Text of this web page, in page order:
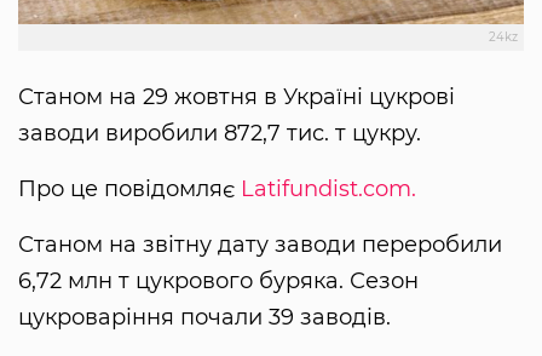
24kz
Станом на 29 жовтня в Україні цукрові
заводи виробили 872,7 тис. т цукру.
Про це повідомляє Latifundist.com.
Станом на звітну дату заводи переробили
6,72 млн т цукрового буряка. Сезон
цукроваріння почали 39 заводів.